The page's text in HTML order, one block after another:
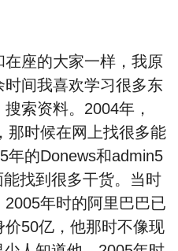
座的大家一样，我原
间我喜欢学习很多东
索资料。2004年，
那时候在网上找很多能
年的Donews和admin5
找到很多干货。当时
年时的阿里巴巴已
50亿，他那时不像现